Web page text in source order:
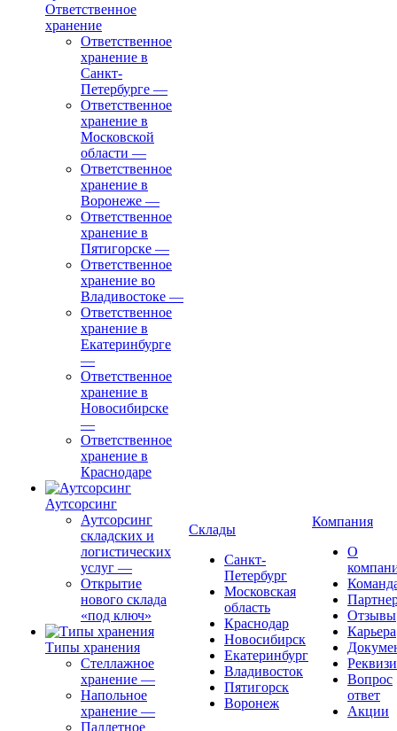
Ответственное
хранение
Ответственное
хранение в
Санкт-
Петербурге —
Ответственное
хранение в
Московской
области —
Ответственное
хранение в
Воронеже —
Ответственное
хранение в
Пятигорске —
Ответственное
хранение во
Владивостоке —
Ответственное
хранение в
Екатеринбурге
—
Ответственное
хранение в
Новосибирске
—
Ответственное
хранение в
Краснодаре
Аутсорсинг
Аутсорсинг
складских и
логистических
услуг —
Открытие
нового склада
«под ключ»
Типы хранения
Стеллажное
хранение —
Напольное
хранение —
Паллетное
Склады
Санкт-
Петербург
Московская
область
Краснодар
Новосибирск
Екатеринбург
Владивосток
Пятигорск
Воронеж
Компания
О
Отзывы
Карьера
Вопрос
ответ
Акции